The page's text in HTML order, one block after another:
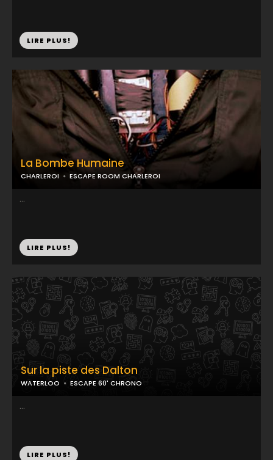
LIRE PLUS!
La Bombe Humaine
CHARLEROI ESCAPE ROOM CHARLEROI
...
LIRE PLUS!
Sur la piste des Dalton
WATERLOO ESCAPE 60' CHRONO
...
LIRE PLUS!